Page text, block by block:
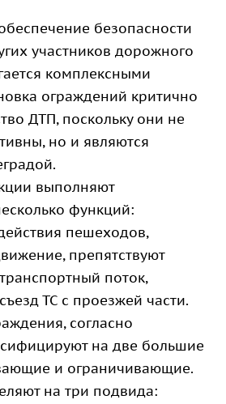
безопасности
участников дорожного
комплексными
ограждений критично
ДТП, поскольку они не
но и являются
выполняют
функций:
пешеходов,
препятствуют
поток,
ТС с проезжей части.
согласно
на две большие
и ограничивающие.
на три подвида: